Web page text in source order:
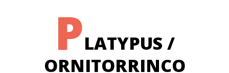
PLATYPUS /
ORNITORRINCO